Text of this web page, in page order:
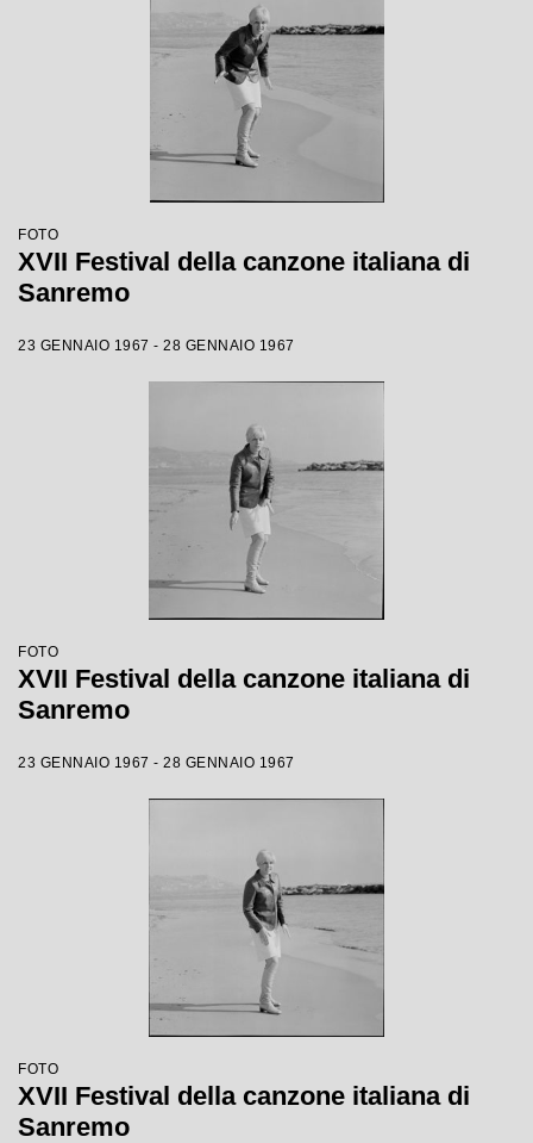
FOTO
XVII Festival della canzone italiana di
Sanremo
23 GENNAIO 1967 - 28 GENNAIO 1967
FOTO
XVII Festival della canzone italiana di
Sanremo
23 GENNAIO 1967 - 28 GENNAIO 1967
FOTO
XVII Festival della canzone italiana di
Sanremo